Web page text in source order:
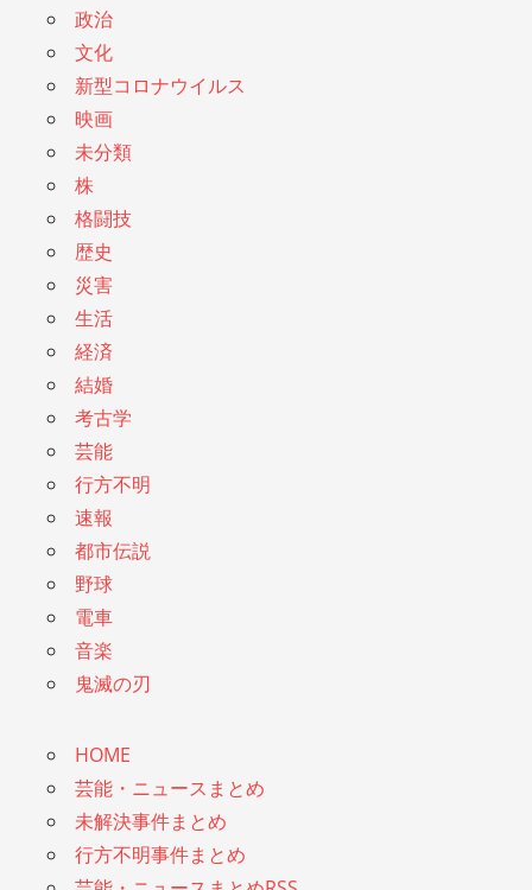
政治
文化
新型コロナウイルス
映画
未分類
株
格闘技
歴史
災害
生活
経済
結婚
考古学
芸能
行方不明
速報
都市伝説
野球
電車
音楽
鬼滅の刃
HOME
芸能・ニュースまとめ
未解決事件まとめ
行方不明事件まとめ